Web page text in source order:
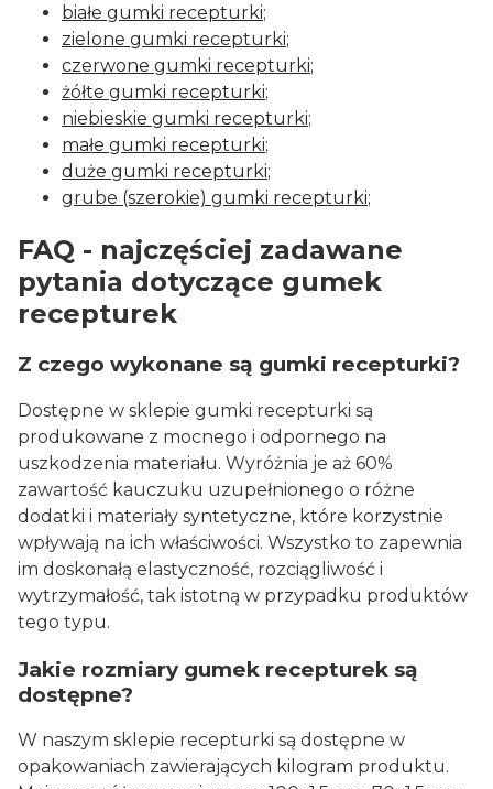
białe gumki recepturki;
zielone gumki recepturki;
czerwone gumki recepturki;
żółte gumki recepturki;
niebieskie gumki recepturki;
małe gumki recepturki;
duże gumki recepturki;
grube (szerokie) gumki recepturki;
FAQ - najczęściej zadawane
pytania dotyczące gumek
recepturek
Z czego wykonane są gumki recepturki?
Dostępne w sklepie gumki recepturki są
produkowane z mocnego i odpornego na
uszkodzenia materiału. Wyróżnia je aż 60%
zawartość kauczuku uzupełnionego o różne
dodatki i materiały syntetyczne, które korzystnie
wpływają na ich właściwości. Wszystko to zapewnia
im doskonałą elastyczność, rozciągliwość i
wytrzymałość, tak istotną w przypadku produktów
tego typu.
Jakie rozmiary gumek recepturek są
dostępne?
W naszym sklepie recepturki są dostępne w
opakowaniach zawierających kilogram produktu.